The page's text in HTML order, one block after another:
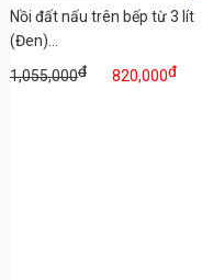
Nồi đất nấu trên bếp từ 3 lít
(Đen)...
1,055,000đ 820,000đ